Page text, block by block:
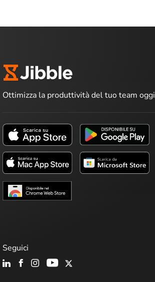
Ottimizza la produttività del tuo team oggi
Seguici